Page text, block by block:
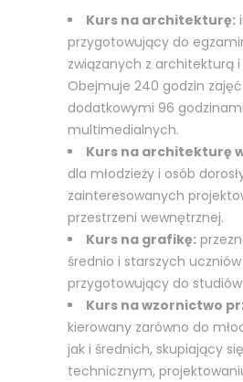
Kurs na architekturę:
przygotowujący do
związanych z architekturą
Obejmuje 240 godzin
dodatkowymi 96
multimedialnych.
Kurs na architekturę
dla młodzieży i osób
zainteresowanych
przestrzeni wewnętrznej.
Kurs na grafikę:
średnio i starszych uczniów
przygotowujący do
Kurs na wzornictwo
kierowany zarówno do
jak i średnich, skupiający
technicznym,